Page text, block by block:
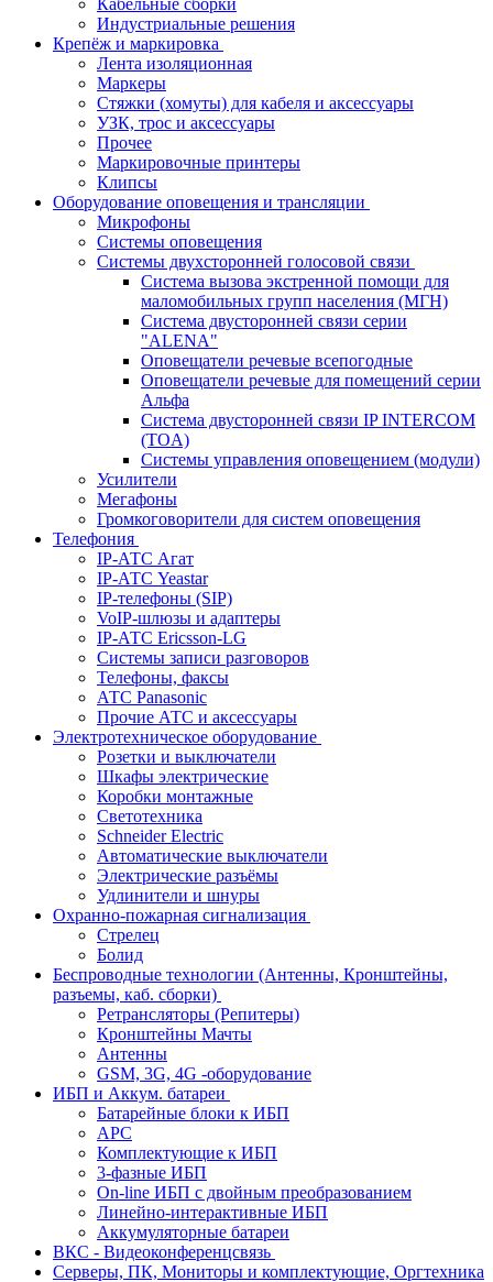
Кабельные сборки
Индустриальные решения
Крепёж и маркировка
Лента изоляционная
Маркеры
Стяжки (хомуты) для кабеля и аксессуары
УЗК, трос и аксессуары
Прочее
Маркировочные принтеры
Клипсы
Оборудование оповещения и трансляции
Микрофоны
Системы оповещения
Системы двухсторонней голосовой связи
Система вызова экстренной помощи для
маломобильных групп населения (МГН)
Система двусторонней связи серии
"ALENA"
Оповещатели речевые всепогодные
Оповещатели речевые для помещений серии
Альфа
Система двусторонней связи IP INTERCOM
(TOA)
Системы управления оповещением (модули)
Усилители
Мегафоны
Громкоговорители для систем оповещения
Телефония
IP-АТС Агат
IP-АТС Yeastar
IP-телефоны (SIP)
VoIP-шлюзы и адаптеры
IP-АТС Ericsson-LG
Системы записи разговоров
Телефоны, факсы
АТС Panasonic
Прочие АТС и аксессуары
Электротехническое оборудование
Розетки и выключатели
Шкафы электрические
Коробки монтажные
Светотехника
Schneider Electric
Автоматические выключатели
Электрические разъёмы
Удлинители и шнуры
Охранно-пожарная сигнализация
Стрелец
Болид
Беспроводные технологии (Антенны, Кронштейны,
разъемы, каб. сборки)
Ретрансляторы (Репитеры)
Кронштейны Мачты
Антенны
GSM, 3G, 4G -оборудование
ИБП и Аккум. батареи
Батарейные блоки к ИБП
APC
Комплектующие к ИБП
3-фазные ИБП
On-line ИБП с двойным преобразованием
Линейно-интерактивные ИБП
Аккумуляторные батареи
ВКС - Видеоконференцсвязь
Серверы, ПК, Мониторы и комплектующие, Оргтехника